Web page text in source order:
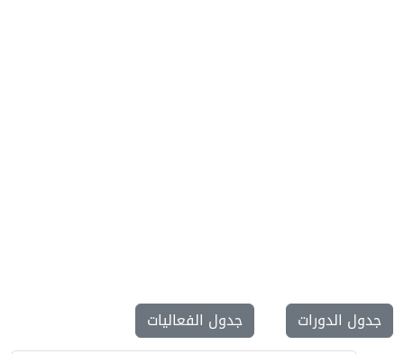
جدول الدورات
جدول الفعاليات